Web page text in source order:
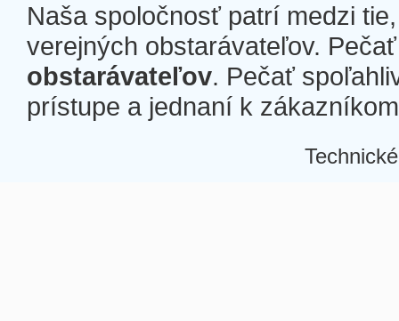
Naša spoločnosť patrí medzi
verejných obstarávateľov.
obstarávateľov. Pečať
prístupe a jednaní k